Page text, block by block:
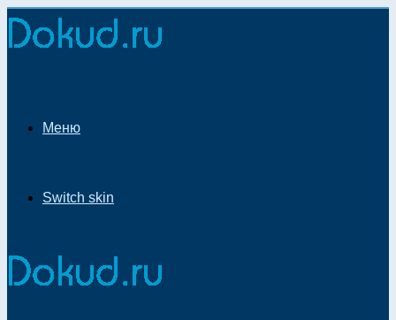
Меню
Switch skin